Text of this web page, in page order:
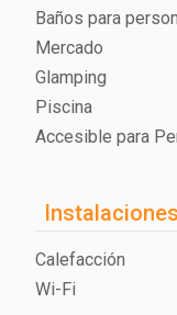
Baños para
Mercado
Glamping
Piscina
Accesible para
Instalaciones
Calefacción
Wi-Fi